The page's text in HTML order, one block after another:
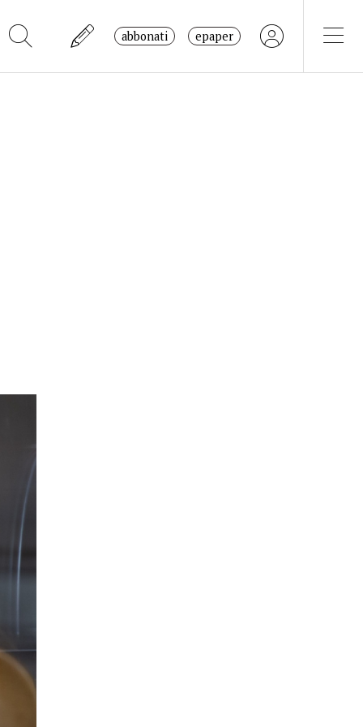
abbonati epaper